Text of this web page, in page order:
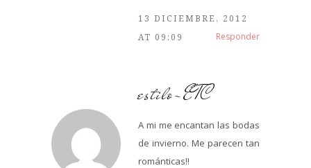
13 DICIEMBRE, 2012
AT 09:09
Responder
estilo-ETC
A mi me encantan las bodas
de invierno. Me parecen tan
románticas!!